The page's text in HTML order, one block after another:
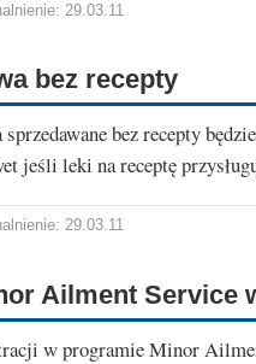
29.03.11
bez recepty
bez recepty
jeśli leki na receptę
29.03.11
Ailment Service
w programie Minor